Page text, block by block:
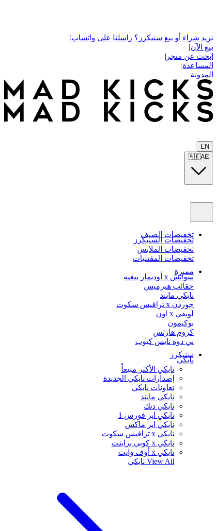
تريد شراء أو بيع سنيكرز؟ راسلنا على واتساب!
بيع الآن|
ابحث عن متجر |
المساعدة|
المدونة
EN
🇦🇪AE
تخفيضات الصيف
تخفيضات السنيكرز
تخفيضات الملابس
تخفيضات المقتنيات
مميزة
سواتش x أوديمار بيغيه
حقائب هيرميس
نايكي مايند
جوردن x ترافيس سكوت
لويفي x اون
بوكيمون
كروم هارتس
ني دوه نايس كيوب
سنيكرز
نايكي
نايكي الأكثر مبيعاً
إصدارات نايكي الجديدة
تعاونات نايكي
نايكي مايند
نايكي دنك
نايكي اير فورس 1
نايكي اير ماكس
نايكي x ترافيس سكوت
نايكي x كوبي براينت
نايكي x أوف وايت
View All نايكي